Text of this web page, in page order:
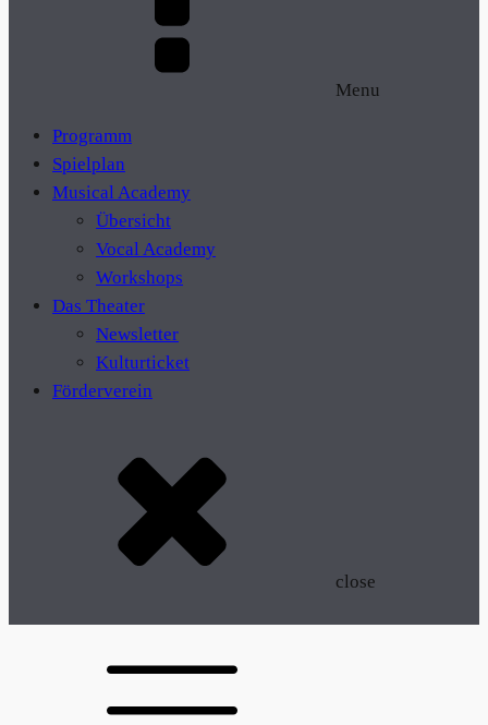
Menu
Programm
Spielplan
Musical Academy
Übersicht
Vocal Academy
Workshops
Das Theater
Newsletter
Kulturticket
Förderverein
close